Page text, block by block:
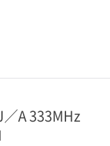
A 333MHz